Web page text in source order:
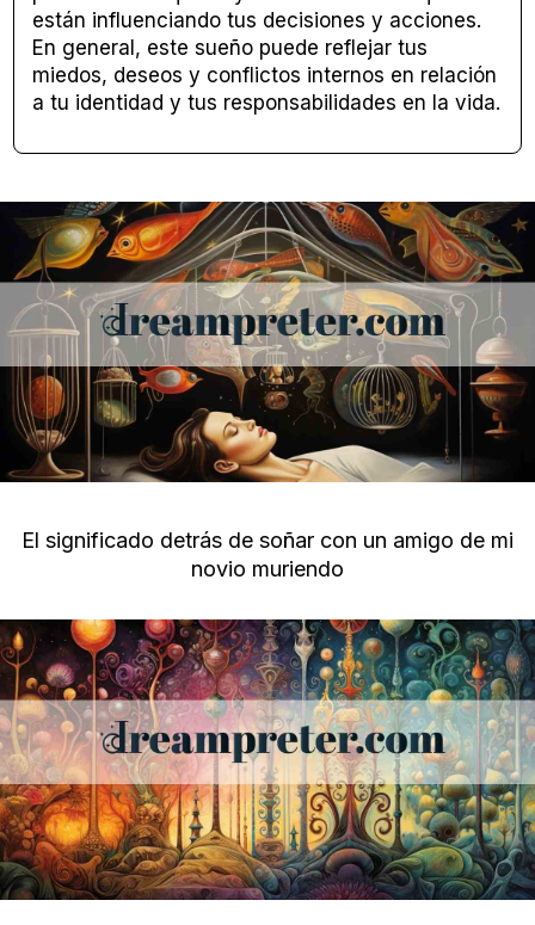
están influenciando tus decisiones y acciones.
En general, este sueño puede reflejar tus
miedos, deseos y conflictos internos en relación
a tu identidad y tus responsabilidades en la vida.
El significado detrás de soñar con un amigo de mi
novio muriendo